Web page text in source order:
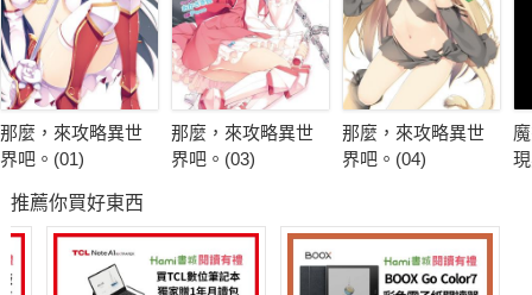
光寺的住持神光老和尚雖然慈悲和善，五師姊通雲溫柔可喜，但
管事的神力大師凶惡暴躁，四師兄通海則高傲凌人，韓峰和小石
頭常因此吃足了苦頭。
兩人無意中得知寺中有座專門傳送隱密鴿信的鴿樓，住持神光大
寺似乎並非他們想像中那麼單純……
那麼，來攻略異世
界吧。(01)
那麼，來攻略異世
界吧。(03)
那麼，來攻略異世
界吧。(04)
推薦你買好東西